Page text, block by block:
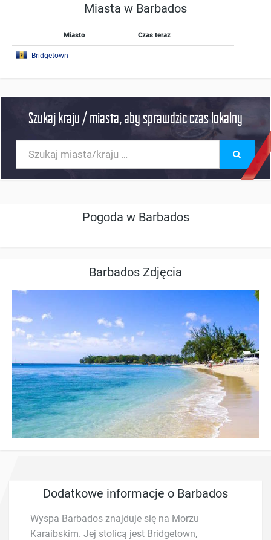
Miasta w Barbados
Miasto Czas teraz
Bridgetown
Szukaj kraju / miasta, aby sprawdzic czas lokalny
Pogoda w Barbados
Barbados Zdjęcia
Dodatkowe informacje o Barbados
Wyspa Barbados znajduje się na Morzu
Karaibskim. Jej stolicą jest Bridgetown,